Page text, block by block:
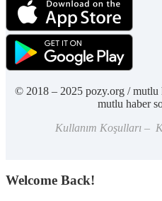
© 2018 – 2025 pozy.org / mutlu
mutlu haber
Kullanım Koşulları –
Welcome Back!